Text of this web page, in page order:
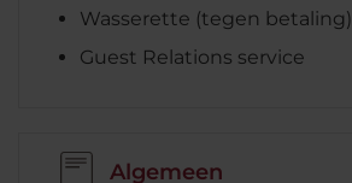
Wasserette (tegen betaling)
Guest Relations service
Algemeen